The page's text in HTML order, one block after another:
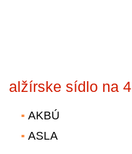
alžírske sídlo na 4
AKBÚ
ASLA